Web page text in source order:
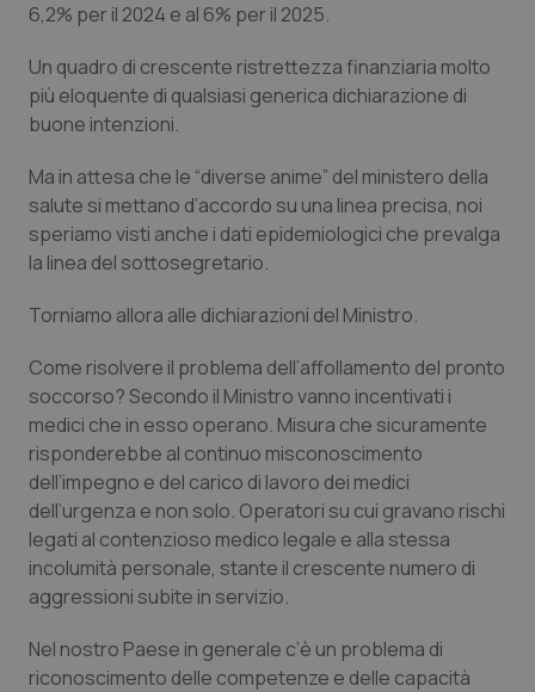
Provincia Autonoma di Bolzano
Provincia Autonoma di Trento
Puglia
Sicilia
Toscana
Umbria
Valle D’Aosta
Veneto
Infezioni & Febbre
Ipertensione & Scompenso
Malattie rare
Neuroscienze & patologie neurodegenerative
Obesità
Oftalmologia
Oncodermatologia
Oncoematologia
Oncologia & Nutrizione
6,2% per il 2024 e al 6% per il 2025.
Un quadro di crescente ristrettezza finanziaria molto
più eloquente di qualsiasi generica dichiarazione di
buone intenzioni.
Ma in attesa che le “diverse anime” del ministero della
salute si mettano d’accordo su una linea precisa, noi
speriamo visti anche i dati epidemiologici che prevalga
la linea del sottosegretario.
Torniamo allora alle dichiarazioni del Ministro.
Come risolvere il problema dell’affollamento del pronto
soccorso? Secondo il Ministro vanno incentivati i
medici che in esso operano. Misura che sicuramente
risponderebbe al continuo misconoscimento
dell’impegno e del carico di lavoro dei medici
dell’urgenza e non solo. Operatori su cui gravano rischi
legati al contenzioso medico legale e alla stessa
incolumità personale, stante il crescente numero di
aggressioni subite in servizio.
Nel nostro Paese in generale c’è un problema di
riconoscimento delle competenze e delle capacità